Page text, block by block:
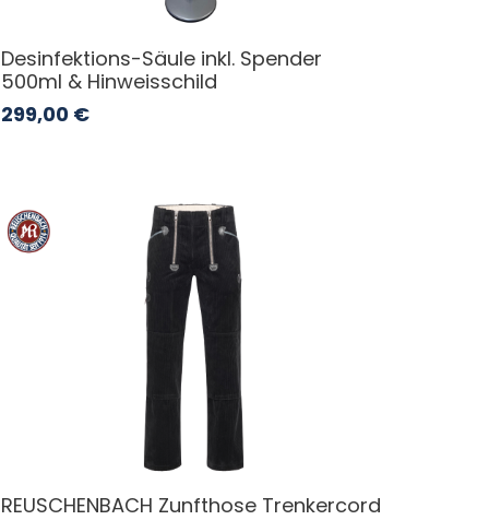
Desinfektions-Säule inkl. Spender
500ml & Hinweisschild
299,00€
REUSCHENBACH Zunfthose Trenkercord